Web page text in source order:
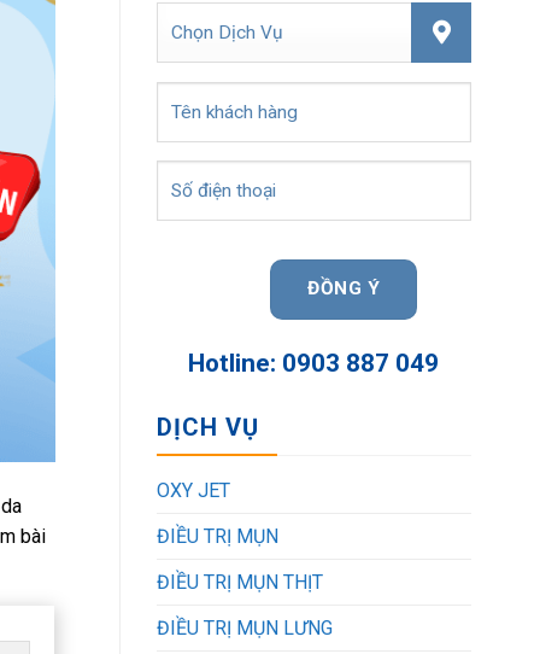
bài
Hotline: 0903 887 049
DỊCH VỤ
OXY JET
ĐIỀU TRỊ MỤN
ĐIỀU TRỊ MỤN THỊT
ĐIỀU TRỊ MỤN LƯNG